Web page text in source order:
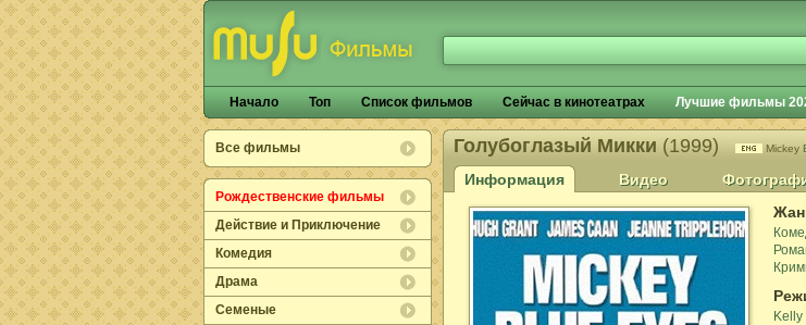
Начало Топ Список фильмов Сейчас в кинотеатрах Лучшие фильмы
Все фильмы
Рождественские фильмы
Действие и Приключение
Комедия
Драма
Семеные
Голубоглазый Микки (1999) Mickey
Информация Видео
Kelly